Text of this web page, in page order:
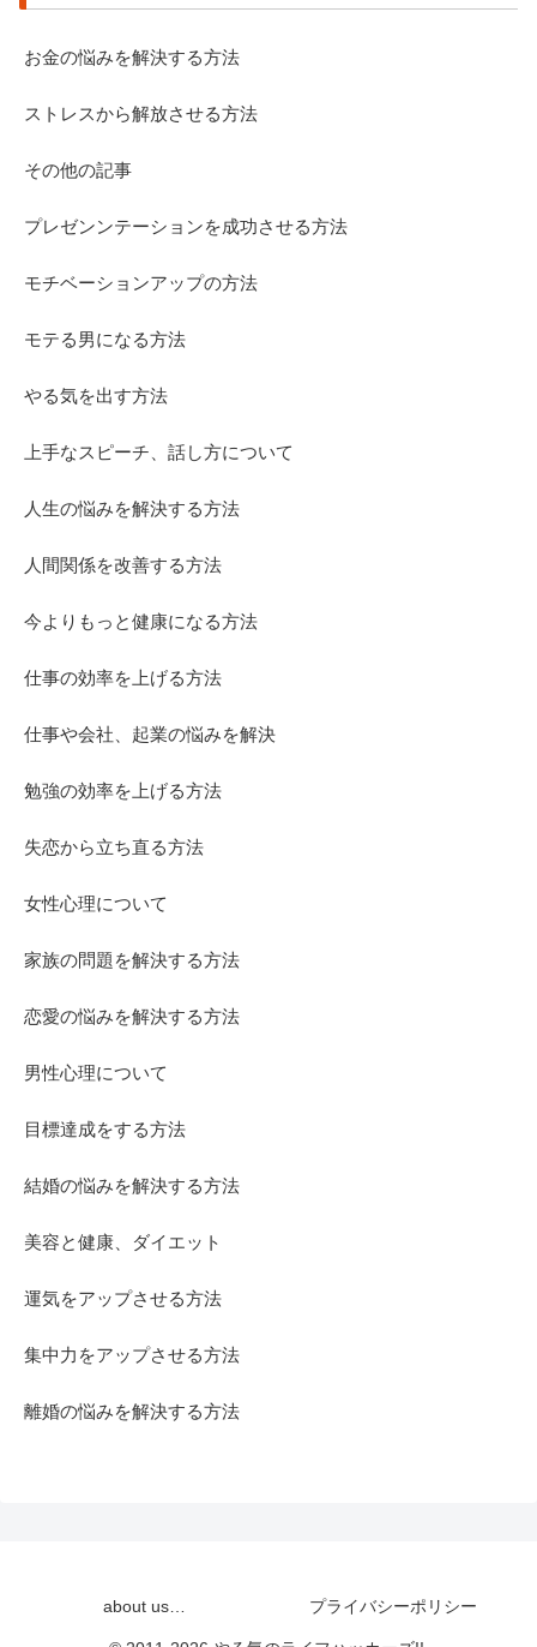
お金の悩みを解決する方法
ストレスから解放させる方法
その他の記事
プレゼンンテーションを成功させる方法
モチベーションアップの方法
モテる男になる方法
やる気を出す方法
上手なスピーチ、話し方について
人生の悩みを解決する方法
人間関係を改善する方法
今よりもっと健康になる方法
仕事の効率を上げる方法
仕事や会社、起業の悩みを解決
勉強の効率を上げる方法
失恋から立ち直る方法
女性心理について
家族の問題を解決する方法
恋愛の悩みを解決する方法
男性心理について
目標達成をする方法
結婚の悩みを解決する方法
美容と健康、ダイエット
運気をアップさせる方法
集中力をアップさせる方法
離婚の悩みを解決する方法
about us… プライバシーポリシー